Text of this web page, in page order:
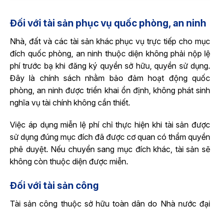
Đối với tài sản phục vụ quốc phòng, an ninh
Nhà, đất và các tài sản khác phục vụ trực tiếp cho mục
đích quốc phòng, an ninh thuộc diện không phải nộp lệ
phí trước bạ khi đăng ký quyền sở hữu, quyền sử dụng.
Đây là chính sách nhằm bảo đảm hoạt động quốc
phòng, an ninh được triển khai ổn định, không phát sinh
nghĩa vụ tài chính không cần thiết.
Việc áp dụng miễn lệ phí chỉ thực hiện khi tài sản được
sử dụng đúng mục đích đã được cơ quan có thẩm quyền
phê duyệt. Nếu chuyển sang mục đích khác, tài sản sẽ
không còn thuộc diện được miễn.
Đối với tài sản công
Tài sản công thuộc sở hữu toàn dân do Nhà nước đại